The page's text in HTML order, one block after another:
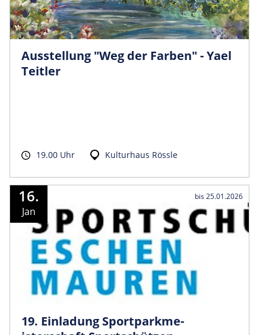
Ausstellung "Weg der Farben" - Yael
Teitler
19.00 Uhr Kulturhaus Rössle
16.
Jan
bis 25.01.2026
19. Einladung Sportparkme­